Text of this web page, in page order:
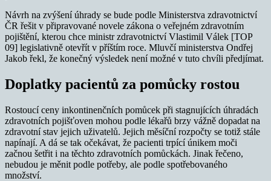
Návrh na zvýšení úhrady se bude podle Ministerstva zdravotnictví
ČR řešit v připravované novele zákona o veřejném zdravotním
pojištění, kterou chce ministr zdravotnictví Vlastimil Válek [TOP
09] legislativně otevřít v příštím roce. Mluvčí ministerstva Ondřej
Jakob řekl, že konečný výsledek není možné v tuto chvíli předjímat.
Doplatky pacientů za pomůcky rostou
Rostoucí ceny inkontinenčních pomůcek při stagnujících úhradách
zdravotních pojišťoven mohou podle lékařů brzy vážně dopadat na
zdravotní stav jejich uživatelů. Jejich měsíční rozpočty se totiž stále
napínají. A dá se tak očekávat, že pacienti trpící únikem moči
začnou šetřit i na těchto zdravotních pomůckách. Jinak řečeno,
nebudou je měnit podle potřeby, ale podle spotřebovaného
množství.